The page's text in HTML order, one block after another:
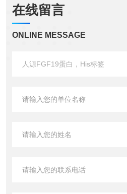
在线留言
ONLINE MESSAGE